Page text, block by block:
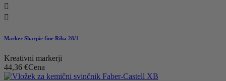


Marker Sharpie fine Riba 28/1
Kreativni markerji
44,36 €Cena